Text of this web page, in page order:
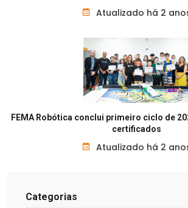
Atualizado há 2
FEMA Robótica conclui primeiro ciclo de
certificados
Atualizado há 2
Categorias